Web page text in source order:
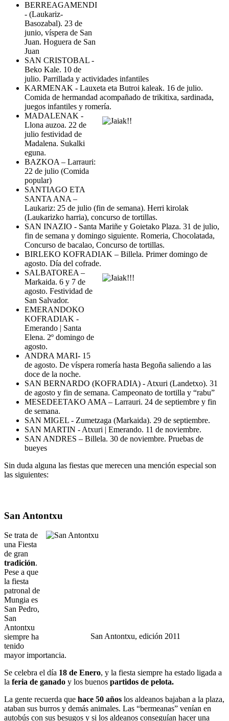
BERREAGAMENDI
- (Laukariz-
Basozabal). 23 de
junio, víspera de San
Juan. Hoguera de San
Juan
SAN CRISTOBAL -
Beko Kale. 10 de
julio. Parrillada y actividades infantiles
KARMENAK - Lauxeta eta Butroi kaleak. 16 de julio.
Comida de hermandad acompañado de trikitixa, sardinada,
juegos infantiles y romería.
MADALENAK -
Llona auzoa. 22 de
julio festividad de
Madalena. Sukalki
eguna.
BAZKOA – Larrauri:
22 de julio (Comida
popular)
SANTIAGO ETA
SANTA ANA –
Laukariz: 25 de julio (fin de semana). Herri kirolak
(Laukarizko harria), concurso de tortillas.
SAN INAZIO - Santa Mariñe y Goietako Plaza. 31 de julio,
fin de semana y domingo siguiente. Romeria, Chocolatada,
Concurso de bacalao, Concurso de tortillas.
BIRLEKO KOFRADIAK – Billela. Primer domingo de
agosto. Día del cofrade.
SALBATOREA –
Markaida. 6 y 7 de
agosto. Festividad de
San Salvador.
EMERANDOKO
KOFRADIAK -
Emerando | Santa
Elena. 2º domingo de
agosto.
ANDRA MARI- 15
de agosto. De víspera romería hasta Begoña saliendo a las
doce de la noche.
SAN BERNARDO (KOFRADIA) - Atxuri (Landetxo). 31
de agosto y fin de semana. Campeonato de tortilla y “rabu”
MESEDEETAKO AMA – Larrauri. 24 de septiembre y fin
de semana.
SAN MIGEL - Zumetzaga (Markaida). 29 de septiembre.
SAN MARTIN - Atxuri | Emerando. 11 de noviembre.
SAN ANDRES – Billela. 30 de noviembre. Pruebas de
bueyes
Sin duda alguna las fiestas que merecen una mención especial son
las siguientes:
San Antontxu
San Antontxu, edición 2011
Se trata de
una Fiesta
de gran
tradición.
Pese a que
la fiesta
patronal de
Mungia es
San Pedro,
San
Antontxu
siempre ha
tenido
mayor importancia.
Se celebra el día 18 de Enero, y la fiesta siempre ha estado ligada a
la feria de ganado y los buenos partidos de pelota.
La gente recuerda que hace 50 años los aldeanos bajaban a la plaza,
ataban sus burros y demás animales. Las “bermeanas” venían en
autobús con sus besugos y si los aldeanos conseguían hacer una